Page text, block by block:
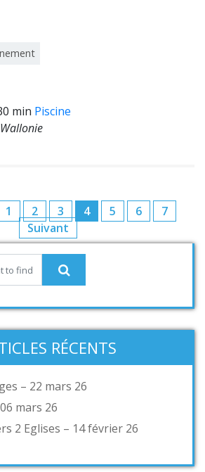
min Piscine
1 2 3 4 5 6
7
Suivant
RÉCENTS
– 22 mars 26
mars 26
2 Eglises – 14 février 26